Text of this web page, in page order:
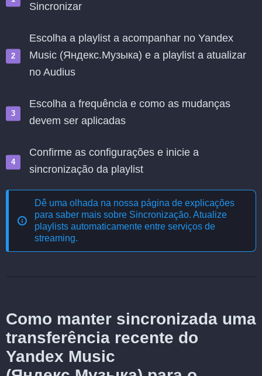
Sincronizar
Escolha a playlist a acompanhar no Yandex
Music (Яндекс.Музыка) e a playlist a atualizar
no Audius
Escolha a frequência e como as mudanças
devem ser aplicadas
Confirme as configurações e inicie a
sincronização da playlist
Dê uma olhada na nossa página de explicações
para saber mais sobre Sincronização. Atualize
playlists automaticamente entre serviços de
streaming.
Como manter sincronizada uma
transferência recente do
Yandex Music